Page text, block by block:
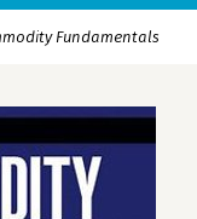
Fundamentals